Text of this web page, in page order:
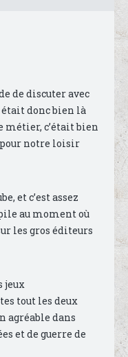
de discuter avec
était donc bien là
métier, c’était bien
notre loisir
et c’est assez
au moment où
les gros éditeurs
jeux
tout les deux
agréable dans
et de guerre de